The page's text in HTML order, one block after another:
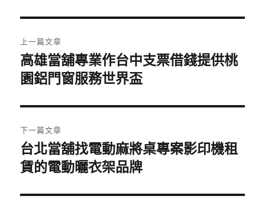
章
導
覽
上一篇文章
上
一
文
章:
高雄當舖專業作台中支票借錢提供桃
園鋁門窗服務世界盃
下一篇文章
下
一
文
台北當舖找電動麻將桌專案影印機租
賃的電動曬衣架品牌